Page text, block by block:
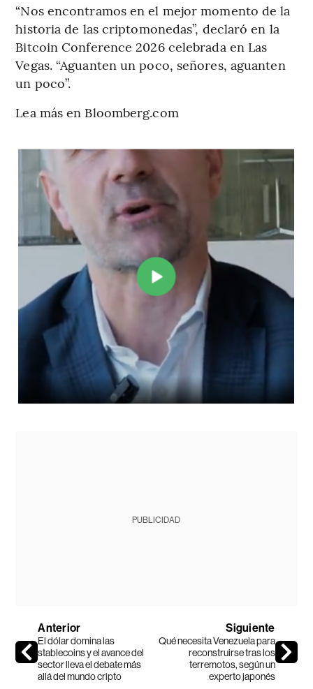
“Nos encontramos en el mejor momento de la
historia de las criptomonedas”, declaró en la
Bitcoin Conference 2026 celebrada en Las
Vegas. “Aguanten un poco, señores, aguanten
un poco”.
Lea más en Bloomberg.com
PUBLICIDAD
Anterior
El dólar domina las
stablecoins y el avance del
sector lleva el debate más
allá del mundo cripto
Siguiente
Qué necesita Venezuela para
reconstruirse tras los
terremotos, según un
experto japonés